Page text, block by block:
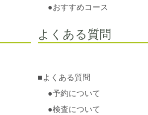
●おすすめコース
よくある質問
■よくある質問
●予約について
●検査について